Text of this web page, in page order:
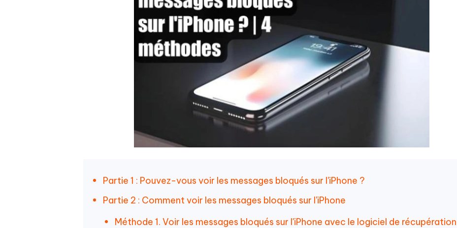
Partie 1 : Pouvez-vous voir les messages bloqués sur l'iPhone ?
Partie 2 : Comment voir les messages bloqués sur l'iPhone
Méthode 1. Voir les messages bloqués sur l'iPhone avec le logiciel de récupération